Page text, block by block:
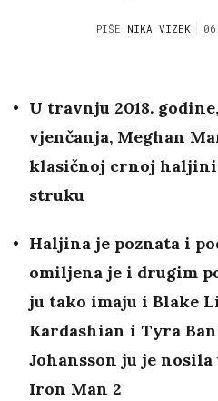
PIŠE NIKA VIZEK
U travnju 2018.
vjenčanja, Meghan
klasičnoj crnoj haljini
struku
Haljina je poznata i
omiljena je i drugim
ju tako imaju i Blake
Kardashian i Tyra
Johansson ju je nosila
Iron Man 2